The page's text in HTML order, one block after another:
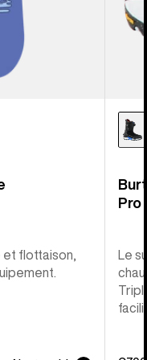
flottaison,
Pro
Le